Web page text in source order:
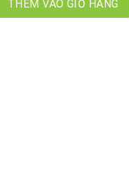
THÊM VÀO GIỎ HÀNG